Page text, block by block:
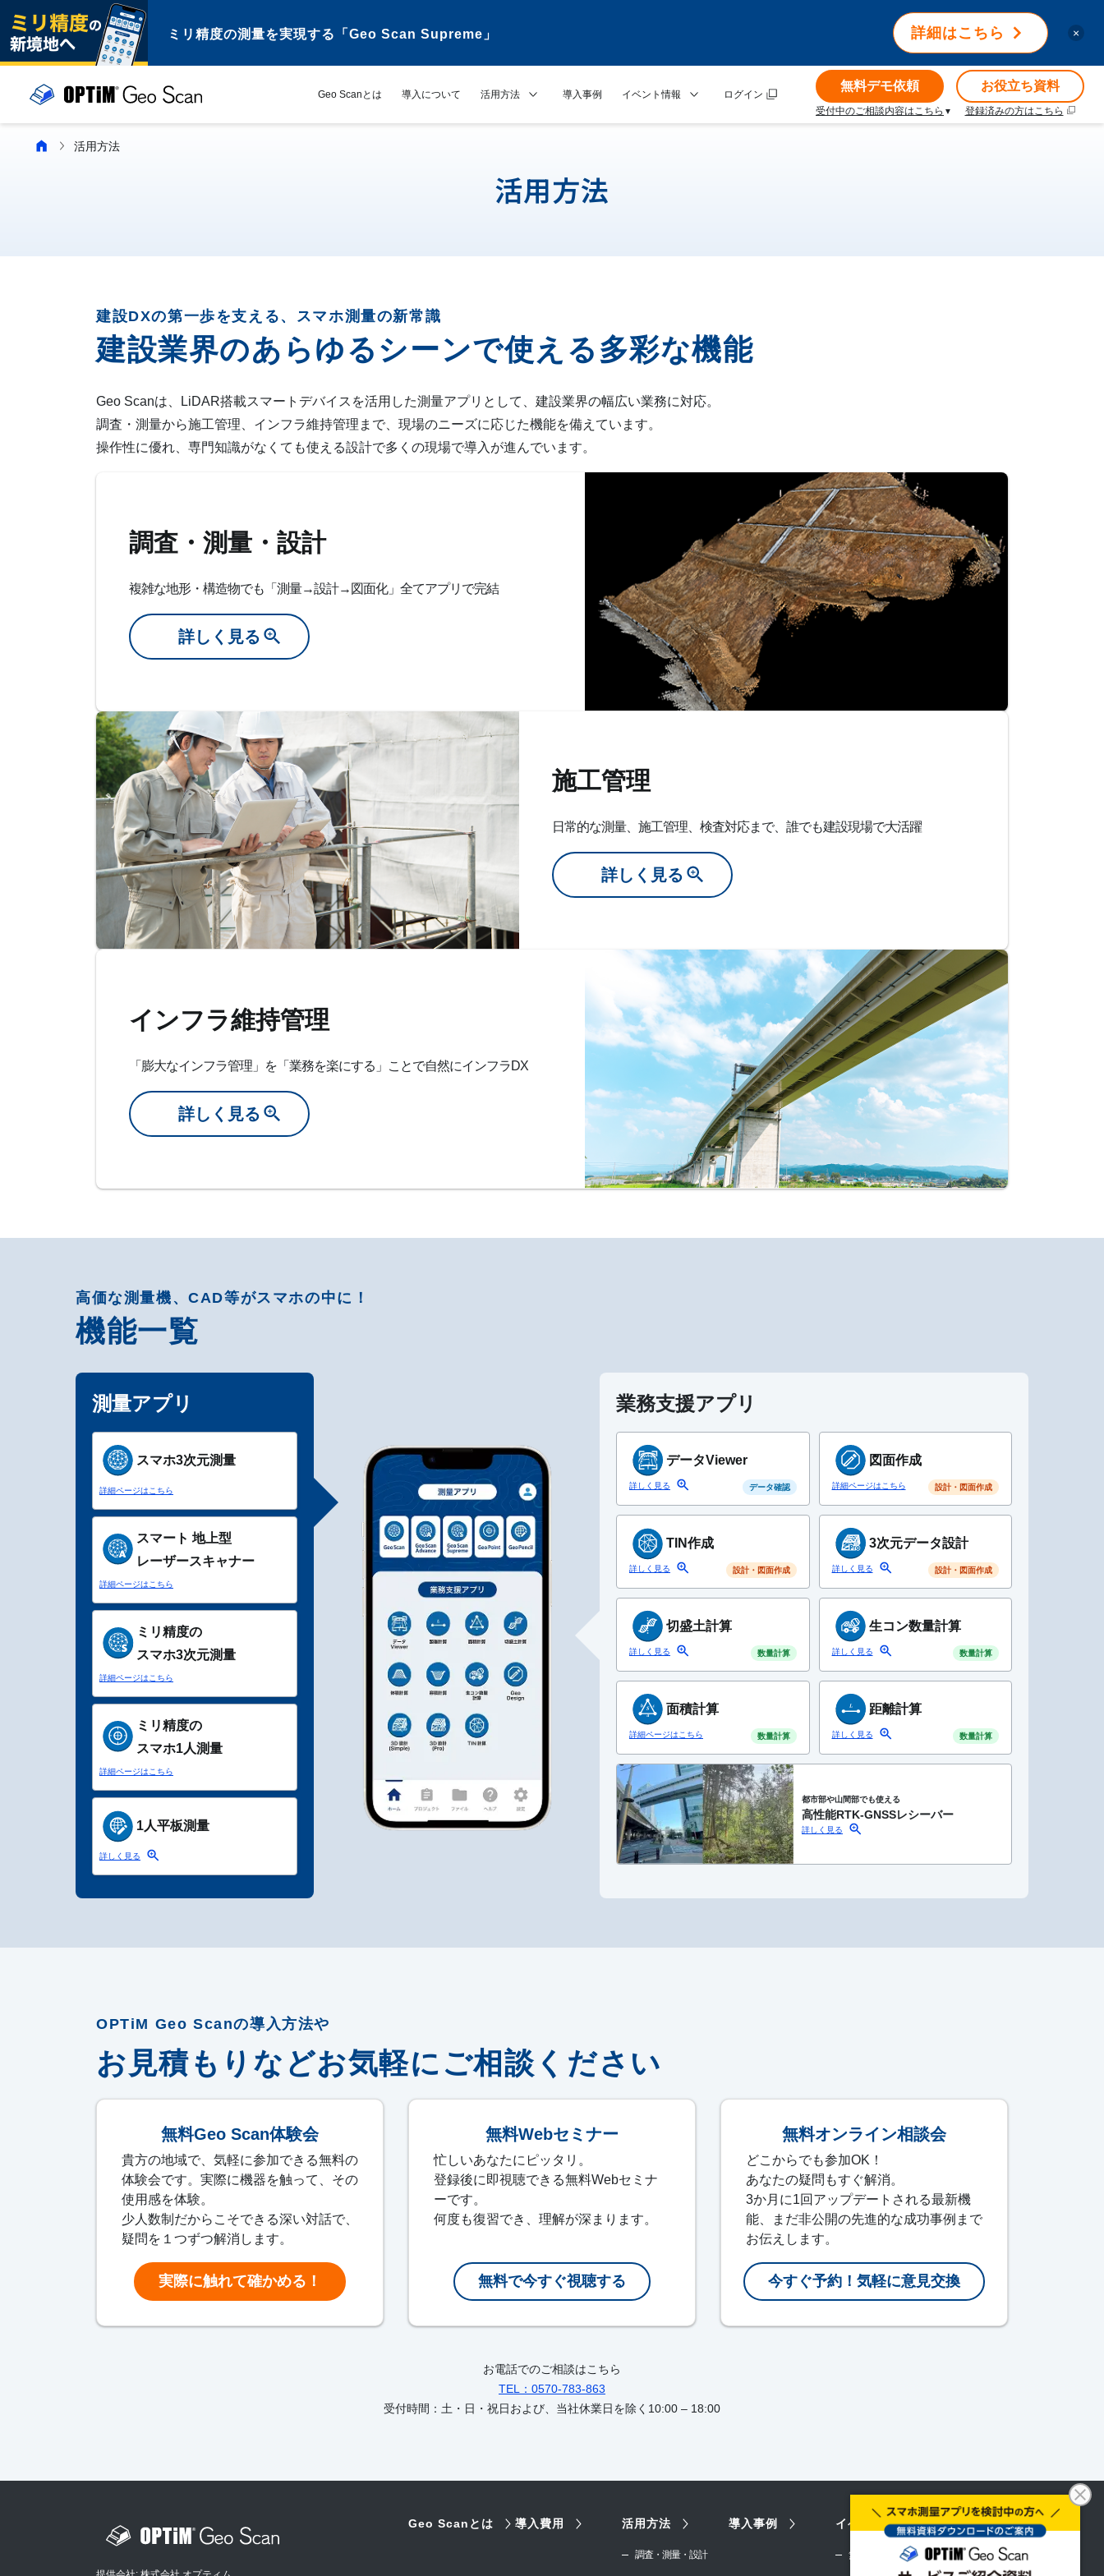
ミリ精度の測量を実現する「Geo Scan Supreme」 詳細はこちら ×
Geo Scanとは 導入について 活用方法 導入事例 イベント情報 ログイン
無料デモ依頼
受付中のご相談内容はこちら
お役立ち資料
登録済みの方はこちら
活用方法
活用方法
建設DXの第一歩を支える、スマホ測量の新常識
建設業界のあらゆるシーンで使える多彩な機能
Geo Scanは、LiDAR搭載スマートデバイスを活用した測量アプリとして、建設業界の幅広い業務に対応。
調査・測量から施工管理、インフラ維持管理まで、現場のニーズに応じた機能を備えています。
操作性に優れ、専門知識がなくても使える設計で多くの現場で導入が進んでいます。
調査・測量・設計
複雑な地形・構造物でも「測量→設計→図面化」全てアプリで完結
詳しく見る
施工管理
日常的な測量、施工管理、検査対応まで、誰でも建設現場で大活躍
詳しく見る
インフラ維持管理
「膨大なインフラ管理」を「業務を楽にする」ことで自然にインフラDX
詳しく見る
高価な測量機、CAD等がスマホの中に！
機能一覧
測量アプリ
スマホ3次元測量
詳細ページはこちら
スマート 地上型
レーザースキャナー
詳細ページはこちら
ミリ精度の
スマホ3次元測量
詳細ページはこちら
ミリ精度の
スマホ1人測量
詳細ページはこちら
1人平板測量
詳しく見る
業務支援アプリ
データViewer
詳しく見る データ確認
図面作成
詳細ページはこちら 設計・図面作成
TIN作成
詳しく見る 設計・図面作成
3次元データ設計
詳しく見る 設計・図面作成
切盛土計算
詳しく見る 数量計算
生コン数量計算
詳しく見る 数量計算
面積計算
詳細ページはこちら 数量計算
距離計算
詳しく見る 数量計算
都市部や山間部でも使える
高性能RTK-GNSSレシーバー
詳しく見る
OPTiM Geo Scanの導入方法や
お見積もりなどお気軽にご相談ください
無料Geo Scan体験会
貴方の地域で、気軽に参加できる無料の
体験会です。実際に機器を触って、その
使用感を体験。
少人数制だからこそできる深い対話で、
疑問を１つずつ解消します。
実際に触れて確かめる！
無料Webセミナー
忙しいあなたにピッタリ。
登録後に即視聴できる無料Webセミナ
ーです。
何度も復習でき、理解が深まります。
無料で今すぐ視聴する
無料オンライン相談会
どこからでも参加OK！
あなたの疑問もすぐ解消。
3か月に1回アップデートされる最新機
能、まだ非公開の先進的な成功事例まで
お伝えします。
今すぐ予約！気軽に意見交換
お電話でのご相談はこちら
TEL：0570-783-863
受付時間：土・日・祝日および、当社休業日を除く 10:00 – 18:00
Geo Scanとは 導入費用 活用方法
調査・測量・設計
導入事例 イベント情報
無料Geo Scan体験会